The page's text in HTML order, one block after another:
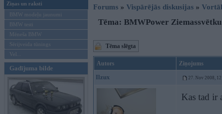
Ziņas un raksti
BMW modeļu jaunumi
BMW testi
Mēneša BMW
Sērijveida tūnings
Vel...
Gadījuma bilde
Forums » Vispārējās diskusijas »
Tēma: BMWPower
Tēma slēgta
Autors Ziņojums
Ilzux 27. Nov 2008,
Kas tad ir